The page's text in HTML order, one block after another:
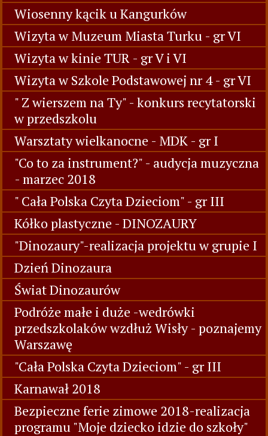
Wiosenny kącik u Kangurków
Wizyta w Muzeum Miasta Turku - gr VI
Wizyta w kinie TUR - gr V i VI
Wizyta w Szkole Podstawowej nr 4 - gr VI
" Z wierszem na Ty" - konkurs recytatorski
w przedszkolu
Warsztaty wielkanocne - MDK - gr I
"Co to za instrument?" - audycja muzyczna
- marzec 2018
" Cała Polska Czyta Dzieciom" - gr III
Kółko plastyczne - DINOZAURY
"Dinozaury"-realizacja projektu w grupie I
Dzień Dinozaura
Świat Dinozaurów
Podróże małe i duże -wedrówki
przedszkolaków wzdłuż Wisły - poznajemy
Warszawę
"Cała Polska Czyta Dzieciom" - gr III
Karnawał 2018
Bezpieczne ferie zimowe 2018-realizacja
programu "Moje dziecko idzie do szkoły"